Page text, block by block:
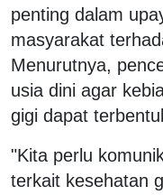
penting dalam
masyarakat
Menurutnya,
usia dini agar
gigi dapat
"Kita perlu
terkait kesehatan